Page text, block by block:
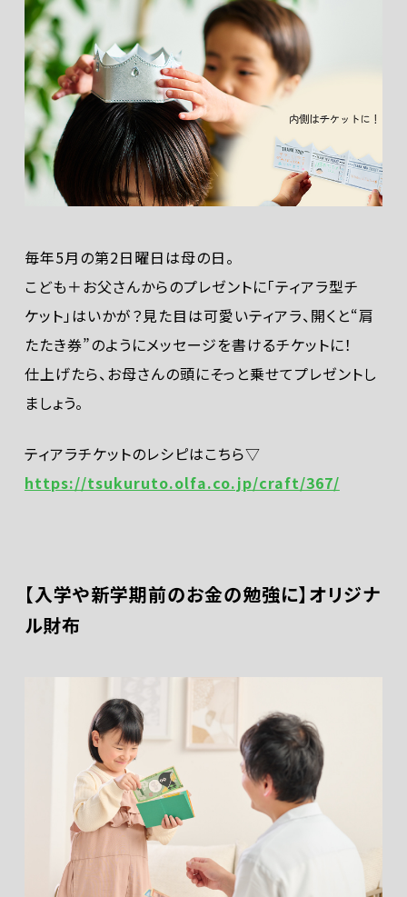
毎年5月の第2日曜日は母の日。
こども＋お父さんからのプレゼントに「ティアラ型チ
ケット」はいかが？見た目は可愛いティアラ、開くと“肩
たたき券”のようにメッセージを書けるチケットに！
仕上げたら、お母さんの頭にそっと乗せてプレゼントし
ましょう。
ティアラチケットのレシピはこちら▽
https://tsukuruto.olfa.co.jp/craft/367/
【入学や新学期前のお金の勉強に】オリジナ
ル財布